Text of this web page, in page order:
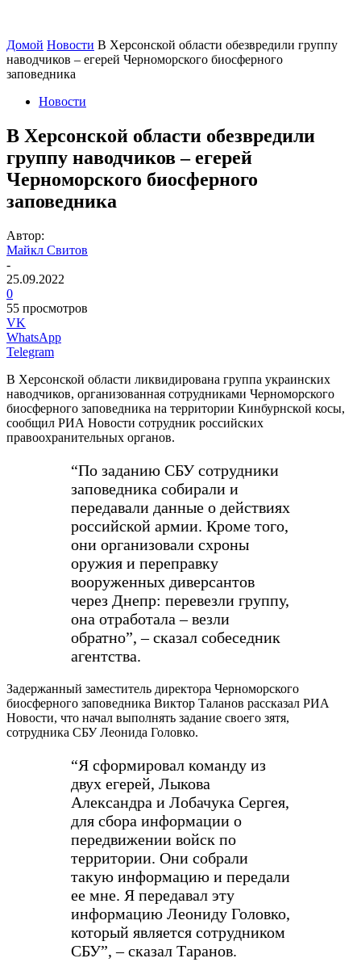
Домой Новости В Херсонской области обезвредили группу
наводчиков – егерей Черноморского биосферного
заповедника
Новости
В Херсонской области обезвредили
группу наводчиков – егерей
Черноморского биосферного
заповедника
Автор:
Майкл Свитов
-
25.09.2022
0
55 просмотров
VK
WhatsApp
Telegram
В Херсонской области ликвидирована группа украинских
наводчиков, организованная сотрудниками Черноморского
биосферного заповедника на территории Кинбурнской косы,
сообщил РИА Новости сотрудник российских
правоохранительных органов.
“По заданию СБУ сотрудники
заповедника собирали и
передавали данные о действиях
российской армии. Кроме того,
они организовали схроны
оружия и переправку
вооруженных диверсантов
через Днепр: перевезли группу,
она отработала – везли
обратно”, – сказал собеседник
агентства.
Задержанный заместитель директора Черноморского
биосферного заповедника Виктор Таланов рассказал РИА
Новости, что начал выполнять задание своего зятя,
сотрудника СБУ Леонида Головко.
“Я сформировал команду из
двух егерей, Лыкова
Александра и Лобачука Сергея,
для сбора информации о
передвижении войск по
территории. Они собрали
такую информацию и передали
ее мне. Я передавал эту
информацию Леониду Головко,
который является сотрудником
СБУ”, – сказал Таранов.